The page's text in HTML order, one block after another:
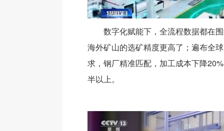
数字化赋能下，全流程数据都在
海外矿山的选矿精度更高了；遍布全
求，钢厂精准匹配，加工成本下降
半以上。